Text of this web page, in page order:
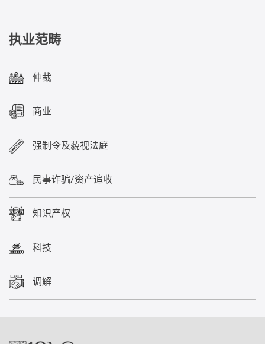
执业范畴
仲裁
商业
强制令及藐视法庭
民事诈骗/资产追收
知识产权
科技
调解